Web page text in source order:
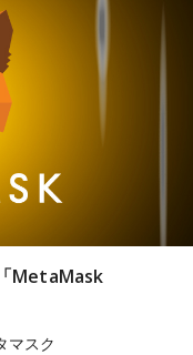
MetaMask
マスク